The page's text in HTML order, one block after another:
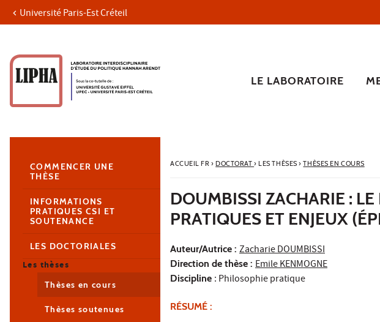
Aller au contenu
Recherche
Navigation secondaire
Université Paris-Est Créteil
LE LABORATOIRE
ACCUEIL FR› DOCTORAT› LES THÈSES› THÈSES EN COURS
DOUMBISSI ZACHARIE :
PRATIQUES ET ENJEUX
Auteur/Autrice : Zacharie DOUMBISSI
Direction de thèse : Emile KENMOGNE
Discipline : Philosophie pratique
RÉSUMÉ :
COMMENCER UNE
THÈSE
INFORMATIONS
PRATIQUES CSI ET
SOUTENANCE
LES DOCTORIALES
Les thèses
Thèses en cours
Thèses soutenues